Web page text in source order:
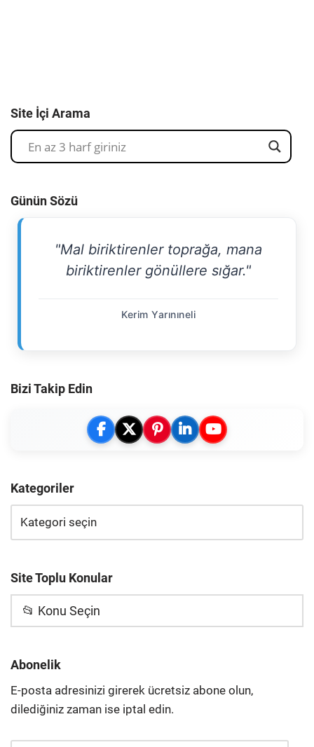
Site İçi Arama
Günün Sözü
"Mal biriktirenler toprağa, mana
biriktirenler gönüllere sığar."
Kerim Yarınıneli
Bizi Takip Edin
Kategoriler
Site Toplu Konular
📂 Konu Seçin
Abonelik
E-posta adresinizi girerek ücretsiz abone olun,
dilediğiniz zaman ise iptal edin.